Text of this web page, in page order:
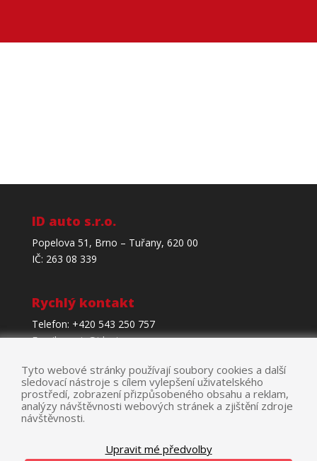
ID auto s.r.o.
Popelova 51, Brno – Tuřany, 620 00
IČ: 263 08 339
Rychlý kontakt
Telefon: +420 543 250 757
Email:servis@idauto.cz
Kromě Toyoty děláme i Servis Lexus.
Tyto webové stránky používají soubory cookies a další
sledovací nástroje s cílem vylepšení uživatelského
prostředí, zobrazení přizpůsobeného obsahu a reklam,
analýzy návštěvnosti webových stránek a zjištění zdroje
návštěvnosti.
Upravit mé předvolby